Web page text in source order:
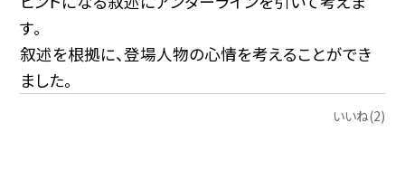
す。
叙述を根拠に、登場人物の心情を考えることができ
ました。
いいね(2)